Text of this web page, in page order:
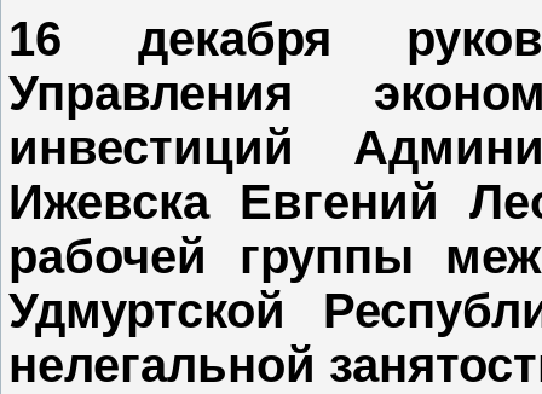
16 декабря
Управления
инвестиций
Ижевска Евгений
рабочей группы
Удмуртской
нелегальной